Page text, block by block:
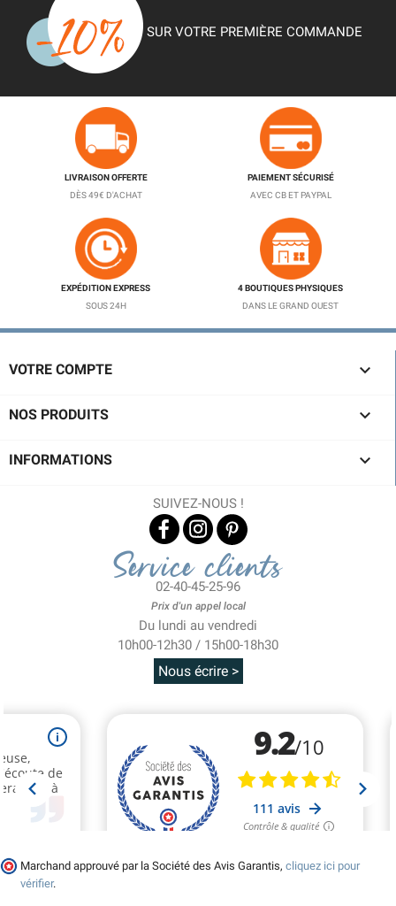
SUR VOTRE PREMIÈRE COMMANDE
LIVRAISON OFFERTE
DÈS 49€ D'ACHAT
PAIEMENT SÉCURISÉ
AVEC CB ET PAYPAL
EXPÉDITION EXPRESS
SOUS 24H
4 BOUTIQUES PHYSIQUES
DANS LE GRAND OUEST
VOTRE COMPTE 
NOS PRODUITS 
INFORMATIONS 
SUIVEZ-NOUS !
Service clients
02-40-45-25-96
Prix d'un appel local
Du lundi au vendredi
10h00-12h30 / 15h00-18h30
Nous écrire >
Marchand approuvé par la Société des Avis Garantis, cliquez ici pour
vérifier.